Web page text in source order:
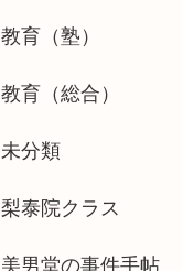
教育（塾）
教育（総合）
未分類
梨泰院クラス
美男堂の事件手帖